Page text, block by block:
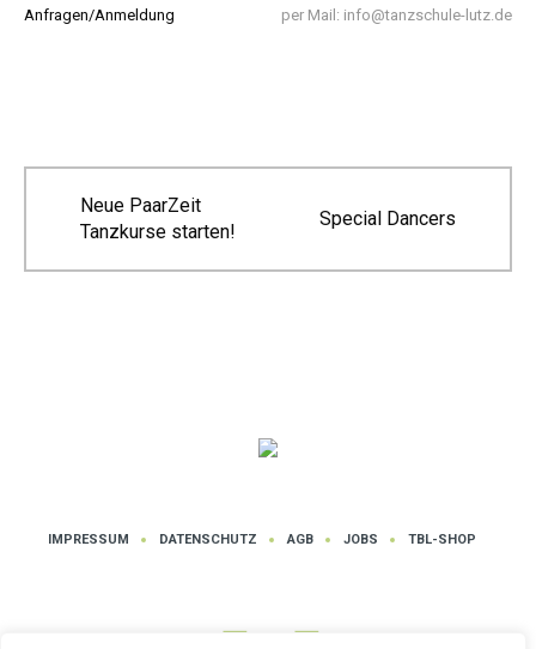
Anfragen/Anmeldung per Mail: info@tanzschule-lutz.de
Neue PaarZeit
Tanzkurse starten!
Special Dancers
IMPRESSUM DATENSCHUTZ AGB JOBS TBL-SHOP